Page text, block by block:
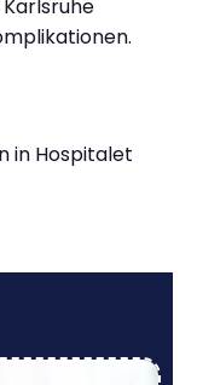
in Hospitalet